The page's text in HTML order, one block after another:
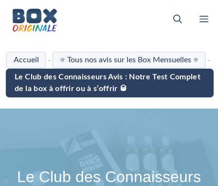
contenu
Accueil - ⭐ Tous nos avis sur les Box Mensuelles ⭐ -
Le Club des Connaisseurs Avis : Notre Test Complet
de la box à offrir ou à s’offrir 🥃
Le Club des Connaisseurs